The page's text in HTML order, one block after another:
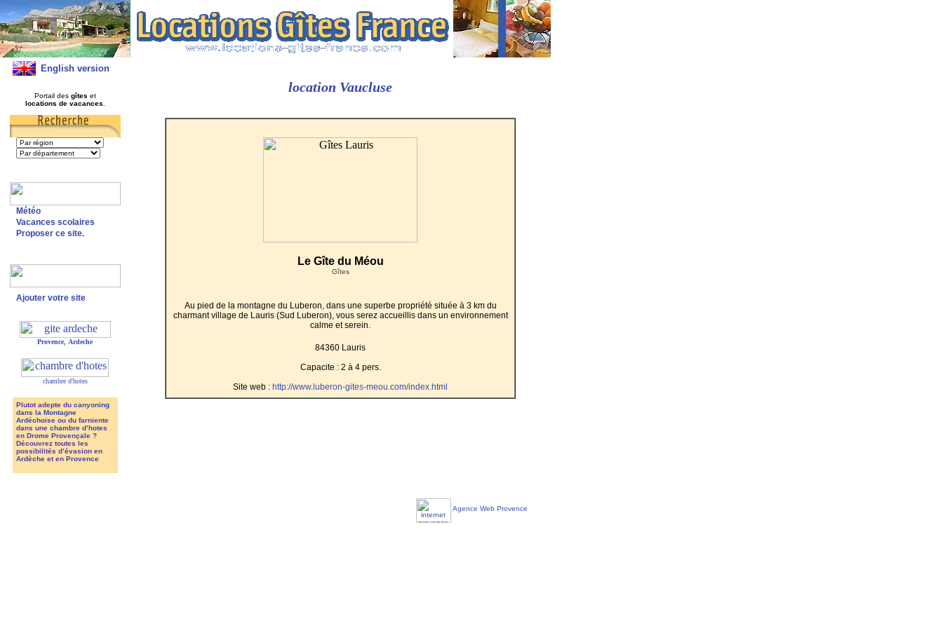
English version
Portail des gîtes et
locations de vacances
Météo
Vacances scolaires
Proposer ce site.
Ajouter votre site
Provence Ardeche
chambre d'hotes
Plutot adepte du canyoning
dans la Montagne
Ardéchoiseou du farniente
dans une chambre d’hotes
en Drome Provençale?
Découvrez toutes les
possibilités d’évasion en
Ardècheet en Provence
location Vaucluse
Le Gîte du Méou
Gîtes
Au pied de la montagne du Luberon, dans une superbe propriété située à 3 km du
charmant village de Lauris (Sud Luberon), vous serez accueillis dans un environnement
calme et serein.
84360 Lauris
Capacite : 2 à 4 pers.
Site web : http://www.luberon-gites-meou.com/index.html
Agence Web Provence